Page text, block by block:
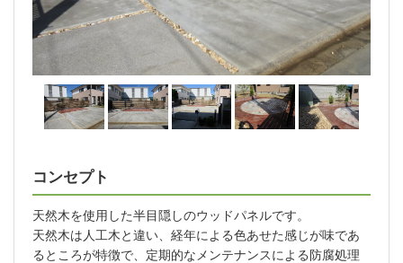
コンセプト
天然木を使用した半目隠しのウッドパネルです。
天然木は人工木と違い、経年による色あせた感じが味であ
るところが特徴で、定期的なメンテナンスによる防腐処理